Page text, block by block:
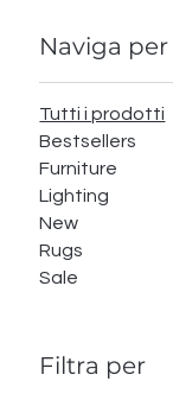
Naviga per
Tutti i prodotti
Bestsellers
Furniture
Lighting
New
Rugs
Sale
Filtra per